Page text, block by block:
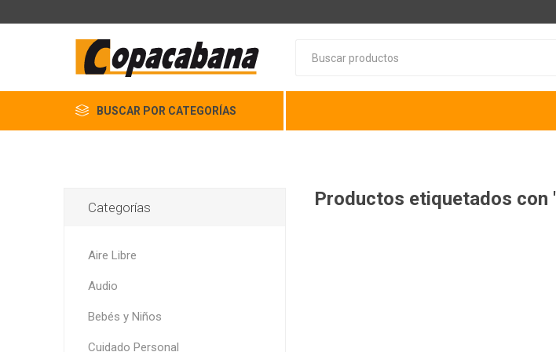
BUSCAR POR CATEGORÍAS
Productos etiquetados con
Categorías
Aire Libre
Audio
Bebés y Niños
Cuidado Personal